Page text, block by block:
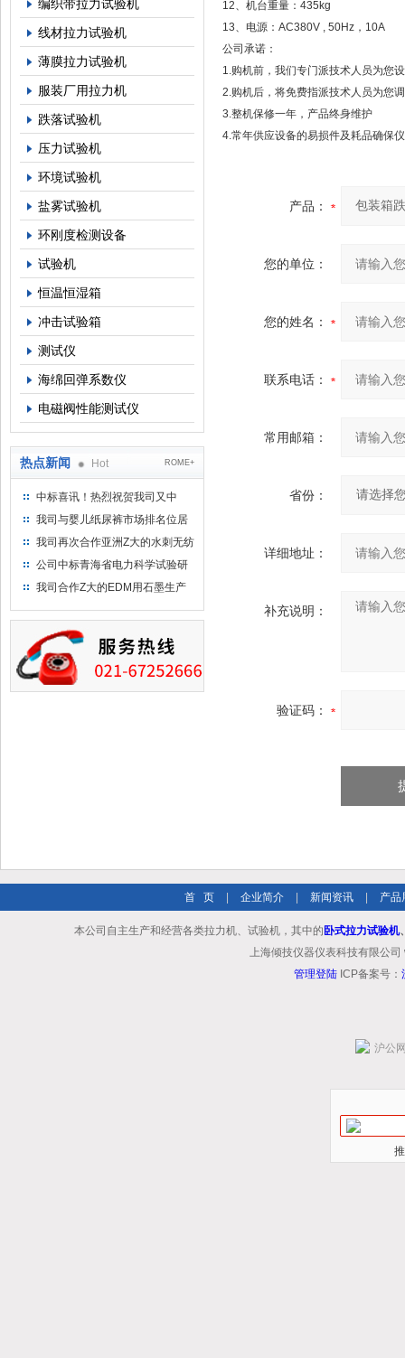
编织带拉力试验机
线材拉力试验机
薄膜拉力试验机
服装厂用拉力机
跌落试验机
压力试验机
环境试验机
盐雾试验机
环刚度检测设备
试验机
恒温恒湿箱
冲击试验箱
测试仪
海绵回弹系数仪
电磁阀性能测试仪
热点新闻 Hot ROME+
中标喜讯！热烈祝贺我司又中
标！
我司与婴儿纸尿裤市场排名位居
名的全日美实业合作成功！
我司再次合作亚洲Z大的水刺无纺
布供应商-南六企业！
公司中标青海省电力科学试验研
究院！
我司合作Z大的EDM用石墨生产
12、机台重量：435kg
13、电源：AC380V , 50Hz，10A
公司承诺：
1.购机前，我们专门派技术人员为您
2.购机后，将免费指派技术人员为您
3.整机保修一年，产品终身维护
4.常年供应设备的易损件及耗品确保
产品：
您的单位：
您的姓名：
联系电话：
常用邮箱：
省份：
详细地址：
补充说明：
验证码：
首 页 企业简介 新闻资讯 产品
本公司自主生产和经营各类拉力机、试验机，其中的 卧式拉力试验机
上海倾技仪器仪表科技有限公
管理登陆 ICP备案号：
沪公